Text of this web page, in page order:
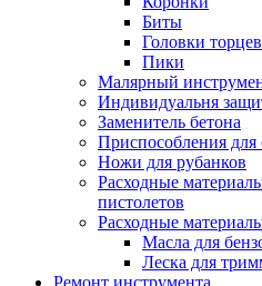
Биты
Головки
Пики
Малярный
Индивидуальня
Заменитель бетона
Приспособления для
Ножи для рубанков
Расходные
пистолетов
Расходные
Масла для
Леска для
Ремонт инструмента